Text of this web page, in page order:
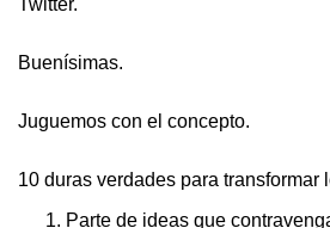
Twitter.
Buenísimas.
Juguemos con el concepto.
10 duras verdades para transformar
Parte de ideas que